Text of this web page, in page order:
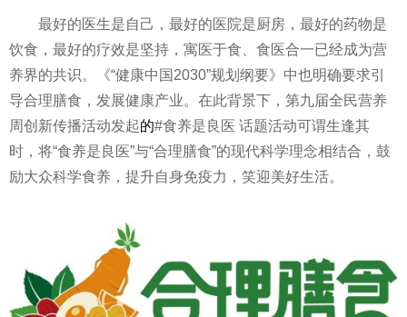
最好的医生是自己，最好的医院是厨房，最好的药物是
饮食，最好的疗效是坚持，寓医于食、食医合一已经成为营
养界的共识。《“健康中国2030”规划纲要》中也明确要求引
导合理膳食，发展健康产业。在此背景下，第九届全民营养
周创新传播活动发起的#食养是良医 话题活动可谓生逢其
时，将“食养是良医”与“合理膳食”的现代科学理念相结合，鼓
励大众科学食养，提升自身免疫力，笑迎美好生活。